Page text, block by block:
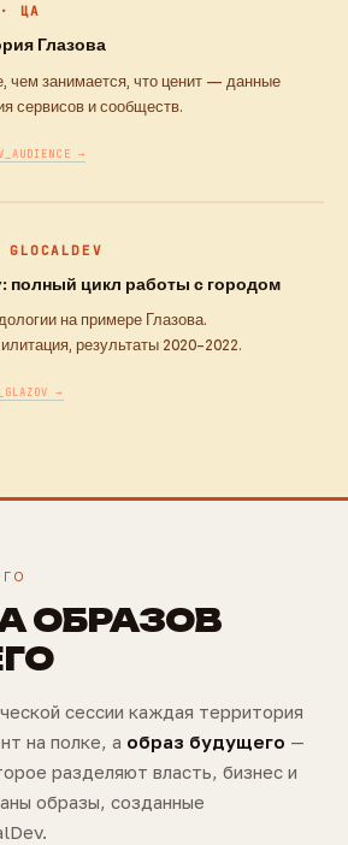
ЦА
Глазова
чем занимается, что ценит — данные
сервисов и сообществ.
→
полный цикл работы с городом
на примере Глазова.
результаты 2020–2022.
→
ОБРАЗОВ
сессии каждая территория
на полке, а образ будущего —
разделяют власть, бизнес и
образы, созданные